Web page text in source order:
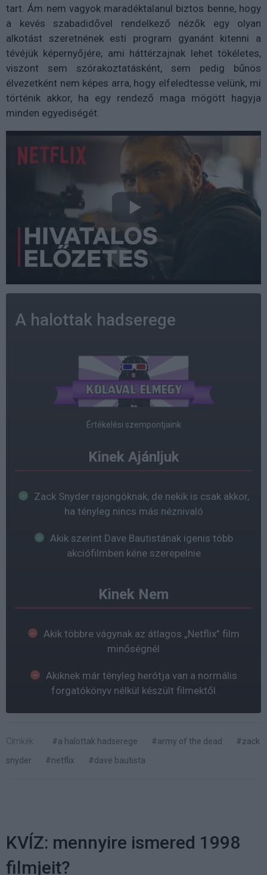
tart. Ám nem vagyok maradéktalanul biztos benne, hogy
a kevés szabadidővel rendelkező nézők egy olyan
alkotást szeretnének esti program gyanánt kitenni a
tévéjük képernyőjére, ami háttérzajnak lehet tökéletes,
viszont sem szórakoztatásként, sem pedig bűnös
élvezetként nem képes arra, hogy elfeledtesse velünk, mi
történik akkor, ha egy rendező maga mögött hagyja
minden egyediségét.
A halottak hadserege
Értékelési szempontjaink
Kinek Ajánljuk
Zack Snyder rajongóknak, de nekik is csak akkor,
ha tényleg nincs más néznivaló
Akik szerint Dave Bautistának igenis több
akciófilmben kéne szerepelnie
Kinek Nem
Akik többre vágynak az átlagos „Netflix” film
minőségnél
Akiknek már tényleg herótja van a normális
forgatókönyv nélkül készült filmektől
Címkék: #a halottak hadserege #army of the dead
#zack
snyder
#netflix #dave bautista
KVÍZ: mennyire ismered 1998
filmjeit?